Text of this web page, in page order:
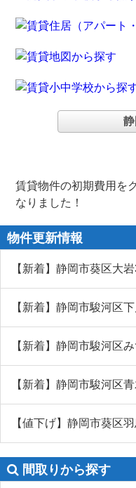
賃貸物件の初期費用を
なりました！
物件更新情報
【新着】静岡市葵区大
【新着】静岡市駿河区
【新着】静岡市駿河区
【新着】静岡市駿河区
【値下げ】静岡市葵区
間取りから探す